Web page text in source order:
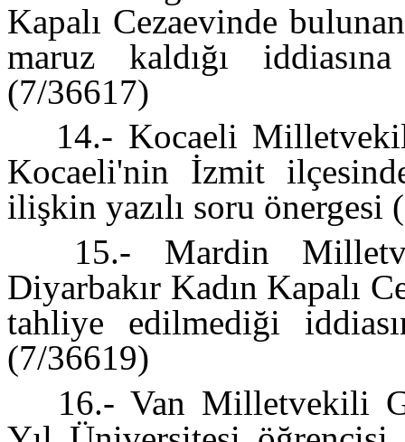
Kapalı Cezaevinde
maruz kaldığı
(7/36617)
14.- Kocaeli
Kocaeli'nin İzmit
ilişkin yazılı soru
15.- Mardin
Diyarbakır Kadın Kapalı
tahliye edilmediği
(7/36619)
16.- Van Milletvekili